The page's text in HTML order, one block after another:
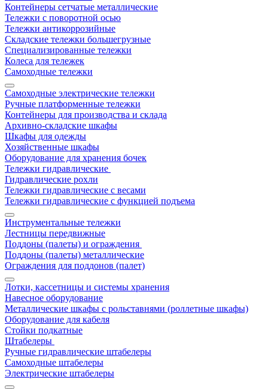
Контейнеры сетчатые металлические
Тележки с поворотной осью
Тележки антикоррозийные
Складские тележки большегрузные
Специализированные тележки
Колеса для тележек
Самоходные тележки
Самоходные электрические тележки
Ручные платформенные тележки
Контейнеры для производства и склада
Архивно-складские шкафы
Шкафы для одежды
Хозяйственные шкафы
Оборудование для хранения бочек
Тележки гидравлические
Гидравлические рохли
Тележки гидравлические с весами
Тележки гидравлические с функцией подъема
Инструментальные тележки
Лестницы передвижные
Поддоны (палеты) и ограждения
Поддоны (палеты) металлические
Ограждения для поддонов (палет)
Лотки, кассетницы и системы хранения
Навесное оборудование
Металлические шкафы с рольставнями (роллетные шкафы)
Оборудование для кабеля
Стойки подкатные
Штабелеры
Ручные гидравлические штабелеры
Самоходные штабелеры
Электрические штабелеры